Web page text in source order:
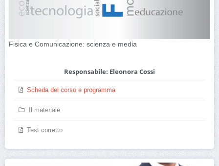
Fisica e Comunicazione: scienza e media
Responsabile: Eleonora Cossi
Scheda del corso e programma
Il materiale
Test corretto